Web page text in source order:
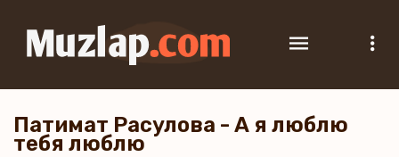
Патимат Расулова - А я люблю
тебя люблю